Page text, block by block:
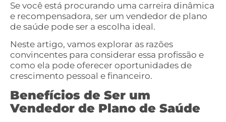
Se você está procurando uma carreira dinâmica
e recompensadora, ser um vendedor de plano
de saúde pode ser a escolha ideal.
Neste artigo, vamos explorar as razões
convincentes para considerar essa profissão e
como ela pode oferecer oportunidades de
crescimento pessoal e financeiro.
Benefícios de Ser um
Vendedor de Plano de Saúde